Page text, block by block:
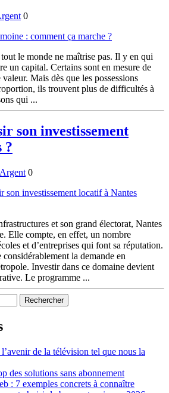
0
le monde ne maîtrise pas. Il y en qui
un capital. Certains sont en mesure de
Mais dès que les possessions
ils trouvent plus de difficultés à
qui ...
son investissement
?
Argent 0
et son grand électorat, Nantes
Elle compte, en effet, un nombre
et d’entreprises qui font sa réputation.
la demande en
Investir dans ce domaine devient
Le programme ...
de la télévision tel que nous la
des solutions sans abonnement
: 7 exemples concrets à connaître